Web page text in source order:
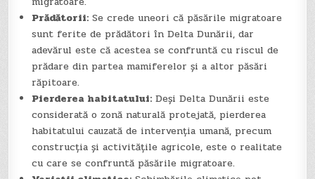
Prădătorii: Se crede uneori că păsările migratoare
sunt ferite de prădători în Delta Dunării, dar
adevărul este că acestea se confruntă cu riscul de
prădare din partea mamiferelor și a altor păsări
răpitoare.
Pierderea habitatului: Deși Delta Dunării este
considerată o zonă naturală protejată, pierderea
habitatului cauzată de intervenția umană, precum
construcția și activitățile agricole, este o realitate
cu care se confruntă păsările migratoare.